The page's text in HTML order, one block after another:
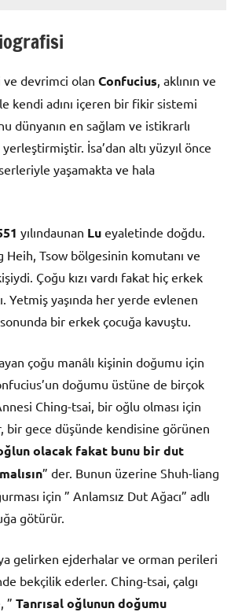
devrimci olan Confucius , aklının ve
kendi adını içeren bir fikir sistemi
dünyanın en sağlam ve istikrarlı
İsa’dan altı yüzyıl önce
yaşamakta ve hala
yılındaunan Lu eyaletinde doğdu.
Heih, Tsow bölgesinin komutanı ve
Çoğu kızı vardı fakat hiç erkek
Yetmiş yaşında her yerde evlenen
bir erkek çocuğa kavuştu.
çoğu manâlı kişinin doğumu için
doğumu üstüne de birçok
Ching-tsai, bir oğlu olması için
bir gece düşünde kendisine görünen
olacak fakat bunu bir dut
” der. Bunun üzerine Shuh-liang
için ” Anlamsız Dut Ağacı” adlı
götürür.
gelirken ejderhalar ve orman perileri
bekçilik ederler. Ching-tsai, çalgı
” Tanrısal oğlunun doğumu